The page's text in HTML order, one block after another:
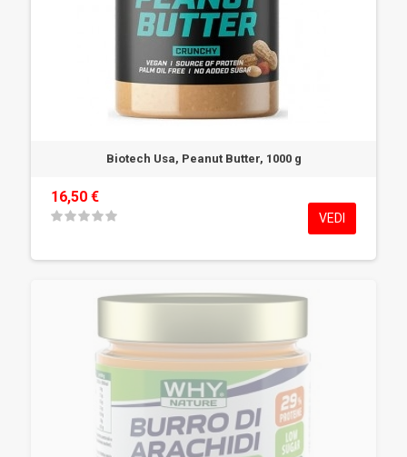
Biotech Usa, Peanut Butter, 1000 g
16,50 €
VEDI